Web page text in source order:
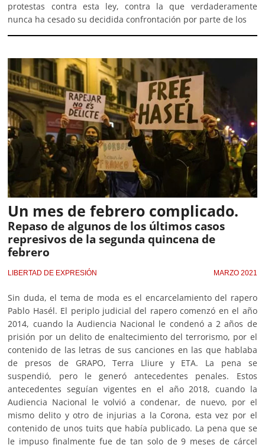
protestas contra esta ley, contra la que verdaderamente
nunca ha cesado su decidida confrontación por parte de los
Un mes de febrero complicado.
Repaso de algunos de los últimos casos
represivos de la segunda quincena de
febrero
LIBERTAD DE EXPRESIÓN MARZO 2021
Sin duda, el tema de moda es el encarcelamiento del rapero
Pablo Hasél. El periplo judicial del rapero comenzó en el año
2014, cuando la Audiencia Nacional le condenó a 2 años de
prisión por un delito de enaltecimiento del terrorismo, por el
contenido de las letras de sus canciones en las que hablaba
de presos de GRAPO, Terra Lliure y ETA. La pena se
suspendió, pero le generó antecedentes penales. Estos
antecedentes seguían vigentes en el año 2018, cuando la
Audiencia Nacional le volvió a condenar, de nuevo, por el
mismo delito y otro de injurias a la Corona, esta vez por el
contenido de unos tuits que había publicado. La pena que se
le impuso finalmente fue de tan solo de 9 meses de cárcel